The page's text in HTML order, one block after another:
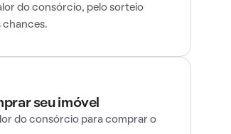
do consórcio, pelo sorteio
chances.
seu imóvel
do consórcio para comprar o